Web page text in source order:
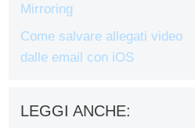
Mirroring
Come salvare allegati video
dalle email con iOS
LEGGI ANCHE: